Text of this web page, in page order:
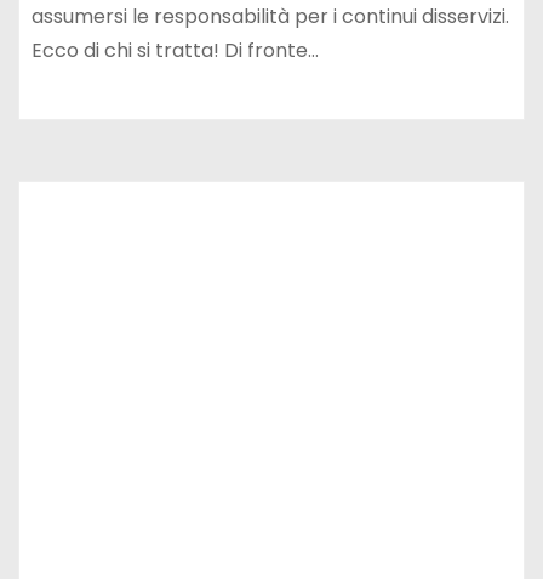
assumersi le responsabilità per i continui disservizi.
Ecco di chi si tratta! Di fronte…